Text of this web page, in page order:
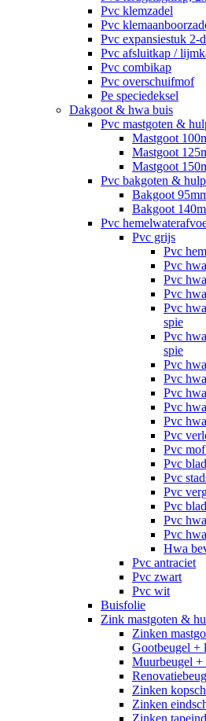
Pvc klemzadel
Pvc
Pvc expansiestuk 2-
Pvc afsluitkap /
Pvc combikap
Pvc overschuifmof
Pe speciedeksel
Dakgoot & hwa buis
Pvc mastgoten &
Mastgoot
Mastgoot
Mastgoot
Pvc bakgoten &
Bakgoot
Bakgoot
Pvc
Pvc grijs
Pvc
Pvc
Pvc
Pvc
Pvc
spie
Pvc
spie
Pvc
Pvc
Pvc
Pvc
Pvc
Pvc
Pvc
Pvc
Pvc
Pvc
Pvc
Pvc
Pvc
Hwa
Pvc antraciet
Pvc zwart
Pvc wit
Buisfolie
Zink mastgoten &
Zinken
Gootbeugel +
Muurbeugel +
Zinken
Zinken
Zinken